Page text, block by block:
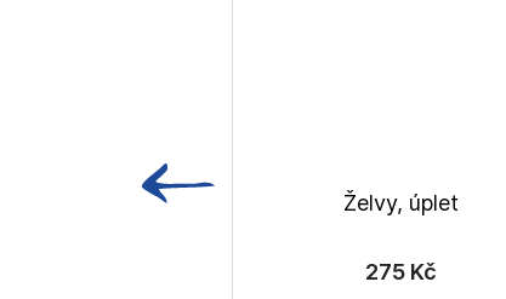
Želvy, úplet
275 Kč